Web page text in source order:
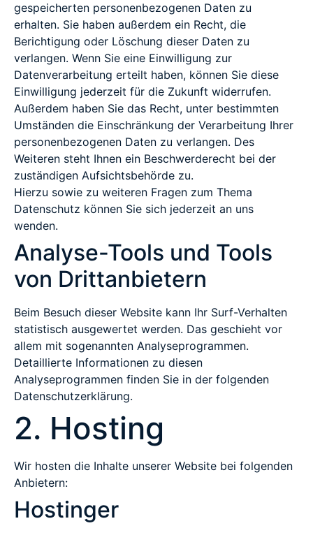
gespeicherten personenbezogenen Daten zu
erhalten. Sie haben außerdem ein Recht, die
Berichtigung oder Löschung dieser Daten zu
verlangen. Wenn Sie eine Einwilligung zur
Datenverarbeitung erteilt haben, können Sie diese
Einwilligung jederzeit für die Zukunft widerrufen.
Außerdem haben Sie das Recht, unter bestimmten
Umständen die Einschränkung der Verarbeitung Ihrer
personenbezogenen Daten zu verlangen. Des
Weiteren steht Ihnen ein Beschwerderecht bei der
zuständigen Aufsichtsbehörde zu.
Hierzu sowie zu weiteren Fragen zum Thema
Datenschutz können Sie sich jederzeit an uns
wenden.
Analyse-Tools und Tools
von Dritt­anbietern
Beim Besuch dieser Website kann Ihr Surf-Verhalten
statistisch ausgewertet werden. Das geschieht vor
allem mit sogenannten Analyseprogrammen.
Detaillierte Informationen zu diesen
Analyseprogrammen finden Sie in der folgenden
Datenschutzerklärung.
2. Hosting
Wir hosten die Inhalte unserer Website bei folgenden
Anbietern:
Hostinger